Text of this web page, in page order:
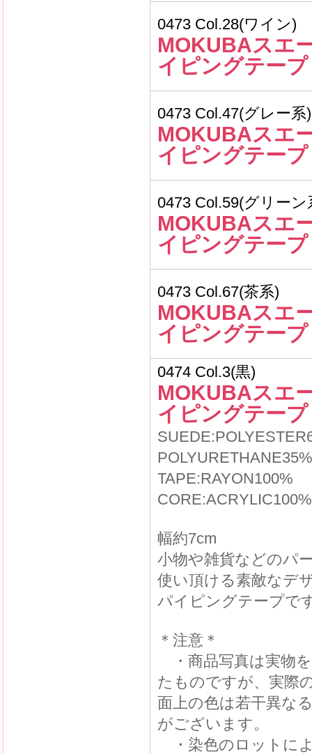
0473 Col.28(ワイン)
MOKUBAスエ
イピングテープ
0473 Col.47(グレー系)
MOKUBAスエ
イピングテープ
0473 Col.59(グリーン
MOKUBAスエ
イピングテープ
0473 Col.67(茶系)
MOKUBAスエ
イピングテープ
0474 Col.3(黒)
MOKUBAスエ
イピングテープ
POLYURETHANE35%
TAPE:RAYON100%
CORE:ACRYLIC100%
幅約7cm
小物や雑貨などのパ
使い頂ける素敵なデ
パイピングテープで
＊注意＊
・商品写真は実物
たものですが、実際
面上の色は若干異な
がございます。
・染色のロットに